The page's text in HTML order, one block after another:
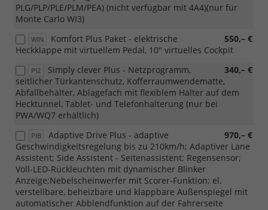
PLG/PLP/PLE/PLM/PEA) (nicht verfügbar mit 4A4)(nur für
Monte Carlo WI3)
WIN 550,– €
Komfort Plus Paket - elektrische
Heckklappe mit virtuellem Pedal, 10" virtuelles Cockpit
PI2 340,– €
Simply clever Plus - Netzprogramm,
seitlicher Türkantenschutz, Kofferraumwendematte,
Abfallbehälter, Ablagefach mit flexiblem Halter auf dem
Hecktunnel, Tablet- und Telefonhalterung (nur bei
PWA/WQ7 erhältlich)
PIB 970,– €
Adaptive Drive Plus - adaptive
Geschwindigkeitsregelung bis zu 210km/h; Adaptiver Lane
Assistent; Side Assistent - Seitenassistent; Regensensor;
Voll-LED-Rückleuchten mit dynamischer Blinker
Anzeige;Nebelscheinwerfer mit Scorer-Funktion; el.
verstellbare, beheizbare und klappbare Außenspiegel mit
automatischer Abblendfunktion auf der Fahrerseite